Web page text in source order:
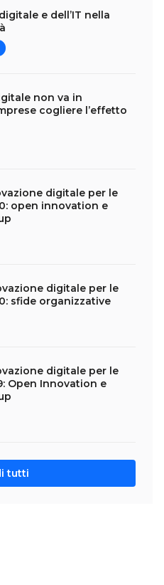
e dell’IT nella
non va in
cogliere l’effetto
digitale per le
open innovation e
digitale per le
sfide organizzative
digitale per le
Open Innovation e
tutti